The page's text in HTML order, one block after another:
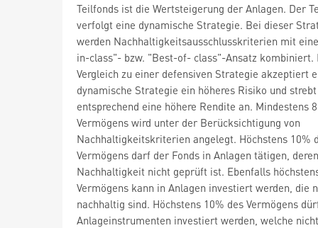
Teilfonds ist die Wertsteigerung der Anlagen. Der
verfolgt eine dynamische Strategie. Bei dieser
werden Nachhaltigkeitsausschlusskriterien mit
in-class"- bzw. "Best-of- class"-Ansatz kombiniert.
Vergleich zu einer defensiven Strategie akzeptiert
dynamische Strategie ein höheres Risiko und strebt
entsprechend eine höhere Rendite an. Mindestens
Vermögens wird unter der Berücksichtigung von
Nachhaltigkeitskriterien angelegt. Höchstens 10%
Vermögens darf der Fonds in Anlagen tätigen, deren
Nachhaltigkeit nicht geprüft ist. Ebenfalls
Vermögens kann in Anlagen investiert werden, die
nachhaltig sind. Höchstens 10% des Vermögens
Anlageinstrumenten investiert werden, welche